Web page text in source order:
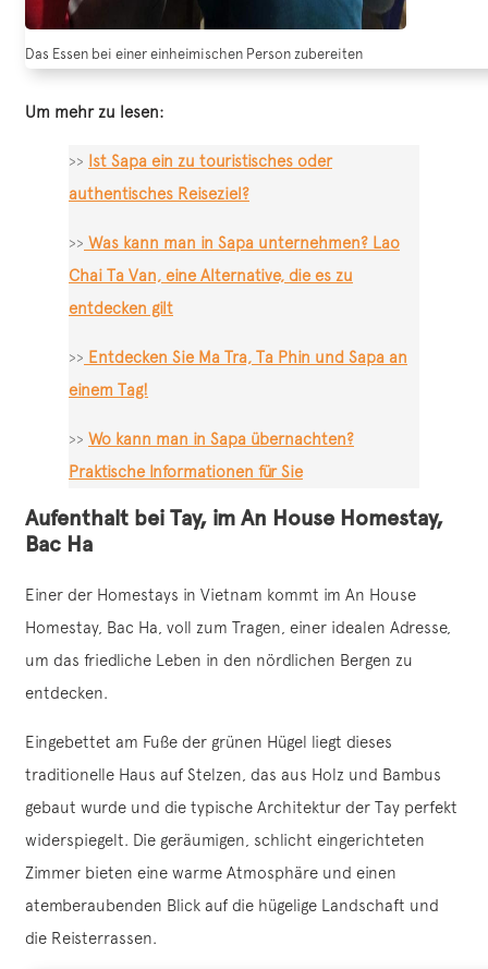
Das Essen bei einer einheimischen Person zubereiten
Um mehr zu lesen:
>> Ist Sapa ein zu touristisches oder
authentisches Reiseziel?
>> Was kann man in Sapa unternehmen? Lao
Chai Ta Van, eine Alternative, die es zu
entdecken gilt
>> Entdecken Sie Ma Tra, Ta Phin und Sapa an
einem Tag!
>> Wo kann man in Sapa übernachten?
Praktische Informationen für Sie
Aufenthalt bei Tay, im An House Homestay,
Bac Ha
Einer der Homestays in Vietnam kommt im An House
Homestay, Bac Ha, voll zum Tragen, einer idealen Adresse,
um das friedliche Leben in den nördlichen Bergen zu
entdecken.
Eingebettet am Fuße der grünen Hügel liegt dieses
traditionelle Haus auf Stelzen, das aus Holz und Bambus
gebaut wurde und die typische Architektur der Tay perfekt
widerspiegelt. Die geräumigen, schlicht eingerichteten
Zimmer bieten eine warme Atmosphäre und einen
atemberaubenden Blick auf die hügelige Landschaft und
die Reisterrassen.